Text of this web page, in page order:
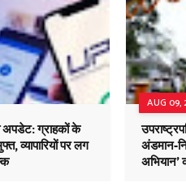
ग्राहकों के
व्यापारियों पर लग
AUG 09,
अंडमान-
अभियान’